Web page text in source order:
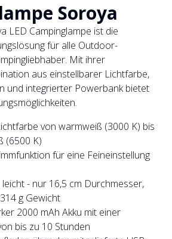
Soroya
LED Campinglampe ist die
für alle Outdoor-
Mit ihrer
aus einstellbarer Lichtfarbe,
und integrierter Powerbank bietet
von warmweiß (3000 K) bis
(6500 K)
für eine Feineinstellung
- nur 16,5 cm Durchmesser,
g Gewicht
2000 mAh Akku mit einer
bis zu 10 Stunden